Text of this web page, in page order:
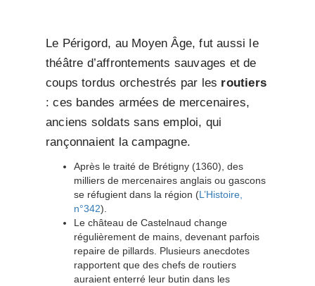
Le Périgord, au Moyen Âge, fut aussi le
théâtre d’affrontements sauvages et de
coups tordus orchestrés par les routiers
: ces bandes armées de mercenaires,
anciens soldats sans emploi, qui
rançonnaient la campagne.
Après le traité de Brétigny (1360), des
milliers de mercenaires anglais ou gascons
se réfugient dans la région (L’Histoire,
n°342).
Le château de Castelnaud change
régulièrement de mains, devenant parfois
repaire de pillards. Plusieurs anecdotes
rapportent que des chefs de routiers
auraient enterré leur butin dans les